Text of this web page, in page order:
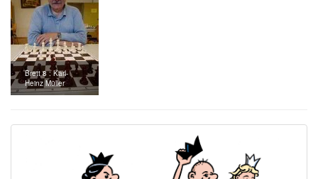
Brett 8 : Karl-
Heinz Müller